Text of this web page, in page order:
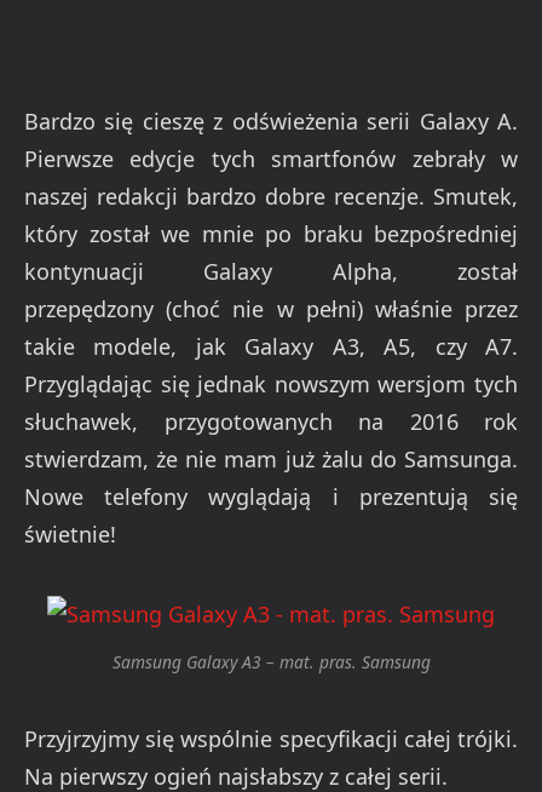
Bardzo się cieszę z odświeżenia serii Galaxy A.
Pierwsze edycje tych smartfonów zebrały w
naszej redakcji bardzo dobre recenzje. Smutek,
który został we mnie po braku bezpośredniej
kontynuacji Galaxy Alpha, został
przepędzony (choć nie w pełni) właśnie przez
takie modele, jak Galaxy A3, A5, czy A7.
Przyglądając się jednak nowszym wersjom tych
słuchawek, przygotowanych na 2016 rok
stwierdzam, że nie mam już żalu do Samsunga.
Nowe telefony wyglądają i prezentują się
świetnie!
Samsung Galaxy A3 – mat. pras. Samsung
Przyjrzyjmy się wspólnie specyfikacji całej trójki.
Na pierwszy ogień najsłabszy z całej serii.